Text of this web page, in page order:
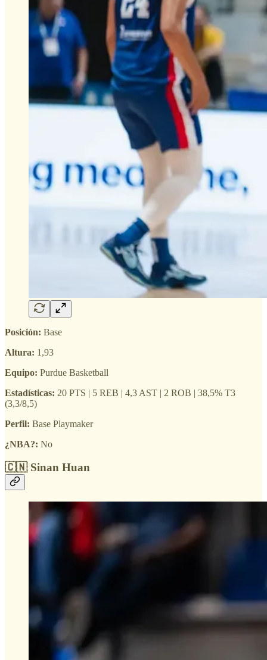
Posición: Base
Altura: 1,93
Equipo: Purdue Basketball
Estadísticas: 20 PTS | 5 REB | 4,3 AST | 2 ROB | 38,5% T3
(3,3/8,5)
Perfil: Base Playmaker
¿NBA?: No
🇨🇳 Sinan Huan